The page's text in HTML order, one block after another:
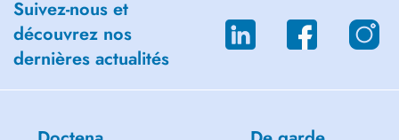
Suivez-nous et
découvrez nos
dernières actualités